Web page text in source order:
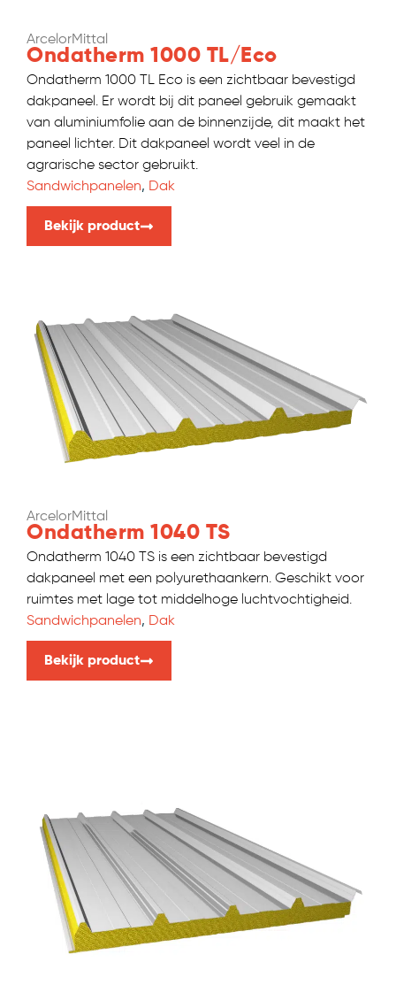
ArcelorMittal
Ondatherm 1000 TL/Eco
Ondatherm 1000 TL Eco is een zichtbaar bevestigd
dakpaneel. Er wordt bij dit paneel gebruik gemaakt
van aluminiumfolie aan de binnenzijde, dit maakt het
paneel lichter. Dit dakpaneel wordt veel in de
agrarische sector gebruikt.
Sandwichpanelen, Dak
Bekijk product
ArcelorMittal
Ondatherm 1040 TS
Ondatherm 1040 TS is een zichtbaar bevestigd
dakpaneel met een polyurethaankern. Geschikt voor
ruimtes met lage tot middelhoge luchtvochtigheid.
Sandwichpanelen, Dak
Bekijk product